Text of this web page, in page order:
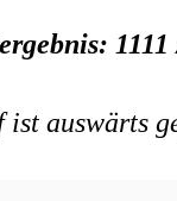
auswärts